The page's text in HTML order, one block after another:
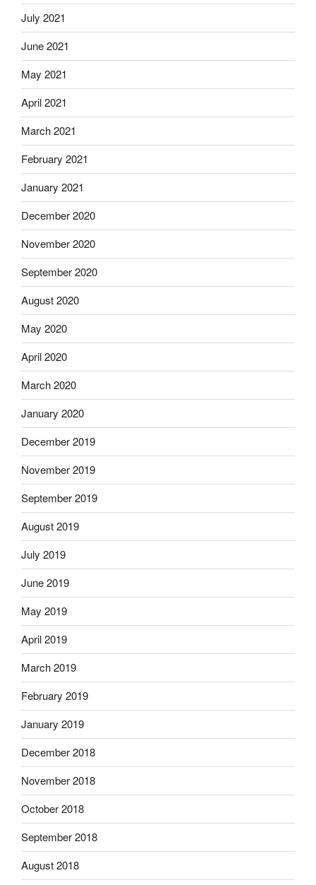
July 2021
June 2021
May 2021
April 2021
March 2021
February 2021
January 2021
December 2020
November 2020
September 2020
August 2020
May 2020
April 2020
March 2020
January 2020
December 2019
November 2019
September 2019
August 2019
July 2019
June 2019
May 2019
April 2019
March 2019
February 2019
January 2019
December 2018
November 2018
October 2018
September 2018
August 2018